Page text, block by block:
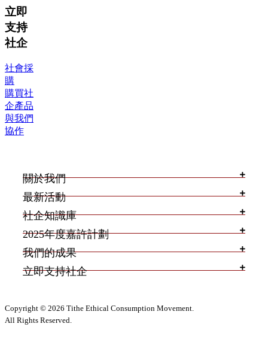
立即
支持
社企
社會採
購
購買社
企產品
與我們
協作
關於我們
最新活動
社企知識庫
2025年度嘉許計劃
我們的成果
立即支持社企
Copyright © 2026 Tithe Ethical Consumption Movement.
All Rights Reserved.